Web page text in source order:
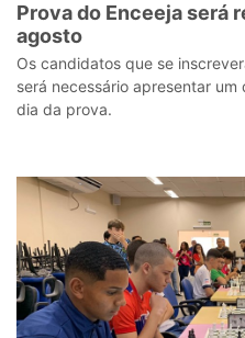
Prova do Enceeja será
agosto
Os candidatos que se
será necessário apresentar
dia da prova.